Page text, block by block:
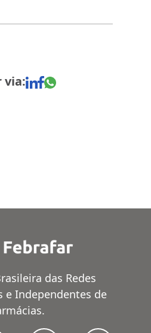
via:
das Redes
e Independentes de